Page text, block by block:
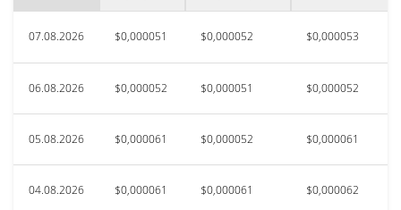
07.08.2026 $0,000051 $0,000052 $0,000053
06.08.2026 $0,000052 $0,000051 $0,000052
05.08.2026 $0,000061 $0,000052 $0,000061
04.08.2026 $0,000061 $0,000061 $0,000062